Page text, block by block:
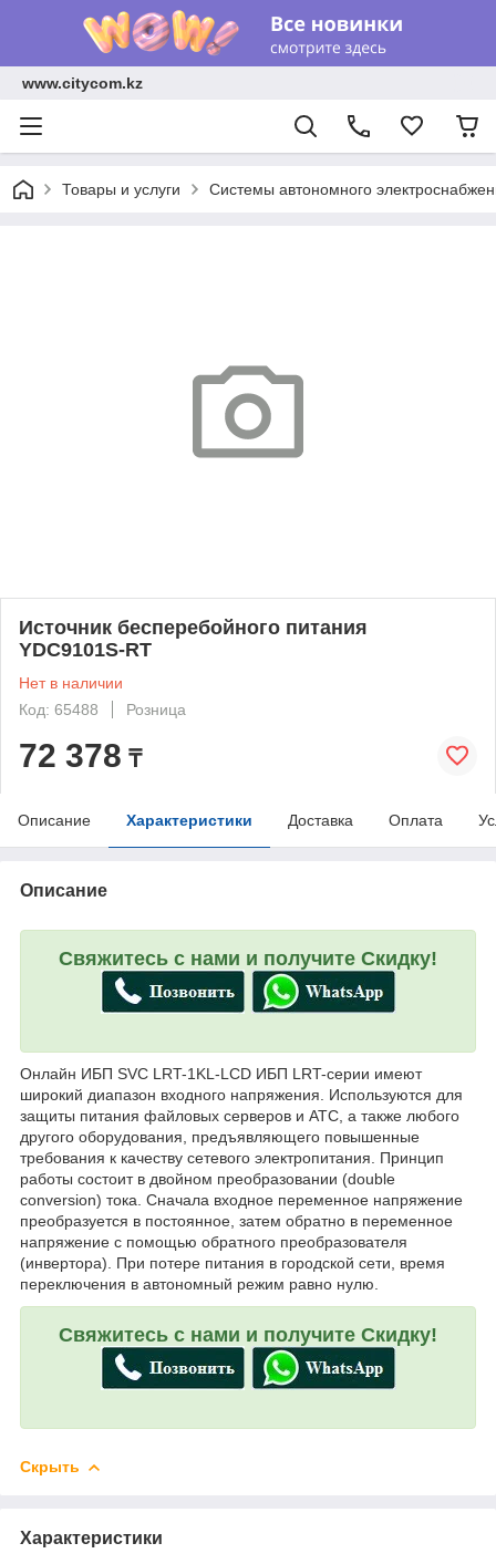
www.citycom.kz
Товары и услуги Системы автономного
Источник бесперебойного питания
YDC9101S-RT
Нет в наличии
Код: 65488
Розница
72 378 ₸
Описание Характеристики Доставка Оплата
Описание
Свяжитесь с нами и получите Скидку!
Онлайн ИБП SVC LRT-1KL-LCD ИБП LRT-серии имеют
широкий диапазон входного напряжения. Используются для
защиты питания файловых серверов и АТС, а также любого
другого оборудования, предъявляющего повышенные
требования к качеству сетевого электропитания. Принцип
работы состоит в двойном преобразовании (double
conversion) тока. Сначала входное переменное напряжение
преобразуется в постоянное, затем обратно в переменное
напряжение с помощью обратного преобразователя
(инвертора). При потере питания в городской сети, время
переключения в автономный режим равно нулю.
Свяжитесь с нами и получите Скидку!
Скрыть
Характеристики